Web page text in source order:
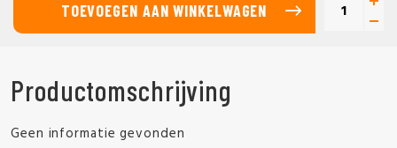
TOEVOEGEN AAN WINKELWAGEN
Productomschrijving
Geen informatie gevonden